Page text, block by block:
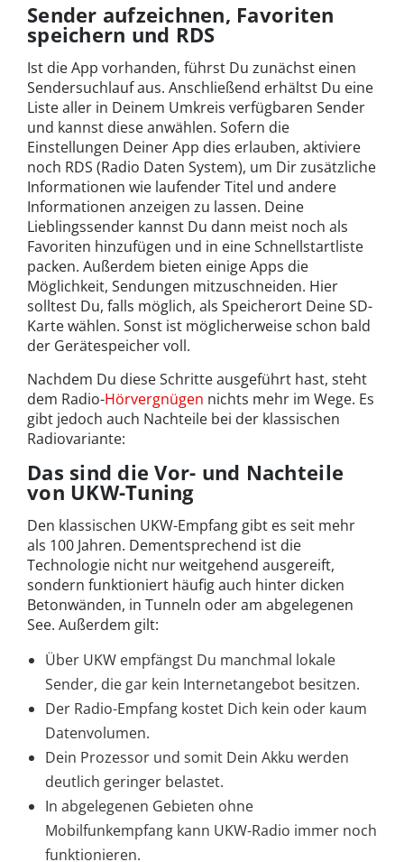
Sender aufzeichnen, Favoriten
speichern und RDS
Ist die App vorhanden, führst Du zunächst einen
Sendersuchlauf aus. Anschließend erhältst Du eine
Liste aller in Deinem Umkreis verfügbaren Sender
und kannst diese anwählen. Sofern die
Einstellungen Deiner App dies erlauben, aktiviere
noch RDS (Radio Daten System), um Dir zusätzliche
Informationen wie laufender Titel und andere
Informationen anzeigen zu lassen. Deine
Lieblingssender kannst Du dann meist noch als
Favoriten hinzufügen und in eine Schnellstartliste
packen. Außerdem bieten einige Apps die
Möglichkeit, Sendungen mitzuschneiden. Hier
solltest Du, falls möglich, als Speicherort Deine SD-
Karte wählen. Sonst ist möglicherweise schon bald
der Gerätespeicher voll.
Nachdem Du diese Schritte ausgeführt hast, steht
dem Radio-Hörvergnügen nichts mehr im Wege. Es
gibt jedoch auch Nachteile bei der klassischen
Radiovariante:
Das sind die Vor- und Nachteile
von UKW-Tuning
Den klassischen UKW-Empfang gibt es seit mehr
als 100 Jahren. Dementsprechend ist die
Technologie nicht nur weitgehend ausgereift,
sondern funktioniert häufig auch hinter dicken
Betonwänden, in Tunneln oder am abgelegenen
See. Außerdem gilt:
Über UKW empfängst Du manchmal lokale
Sender, die gar kein Internetangebot besitzen.
Der Radio-Empfang kostet Dich kein oder kaum
Datenvolumen.
Dein Prozessor und somit Dein Akku werden
deutlich geringer belastet.
In abgelegenen Gebieten ohne
Mobilfunkempfang kann UKW-Radio immer noch
funktionieren.